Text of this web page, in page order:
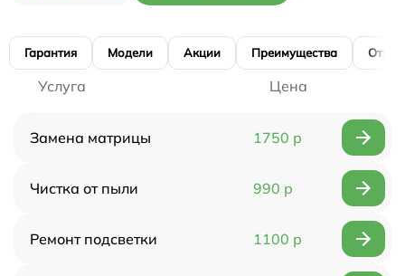
Гарантия Модели Акции Преимущества
Услуга Цена
Замена матрицы 1750 р
Чистка от пыли 990 р
Ремонт подсветки 1100 р